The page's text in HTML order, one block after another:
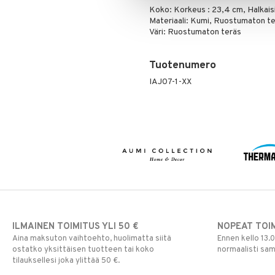
Koko: Korkeus : 23,4 cm,
Materiaali: Kumi, Ruostumaton
Väri: Ruostumaton teräs
Tuotenumero
IAJ07-1-XX
ILMAINEN TOIMITUS YLI 50 €
Aina maksuton vaihtoehto, huolimatta siitä
ostatko yksittäisen tuotteen tai koko
tilauksellesi joka ylittää 50 €.
NOPEAT
Ennen kello
normaalisti